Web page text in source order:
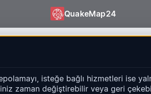
QuakeMap24
isteğe bağlı hizmetleri ise
zaman değiştirebilir veya geri
ve harita/liste kısayolları.